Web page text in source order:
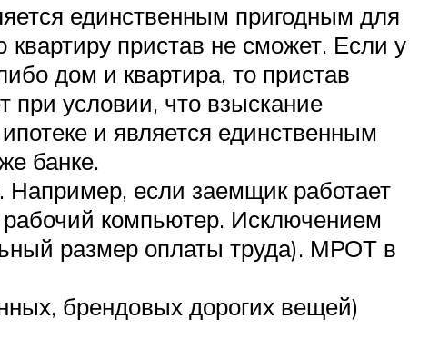
единственным пригодным для
пристав не сможет. Если у
дом и квартира, то пристав
при условии, что взыскание
и является единственным
банке.
если заемщик работает
рабочий компьютер. Исключением
размер оплаты труда). МРОТ в
брендовых дорогих вещей)